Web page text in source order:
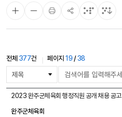
전체 377건 페이지 19/38
물
색
2023 완주군체육회 행정직원 공개 채용 공고
완주군체육회